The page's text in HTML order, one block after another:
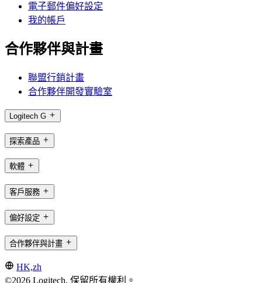
電子郵件偏好設定
我的帳戶
合作夥伴與計畫
聯盟行銷計畫
合作夥伴開發實驗室
Logitech G
探索產品
軟體
客戶服務
偏好設定
合作夥伴與計畫
HK,zh
©2026 Logitech. 保留所有權利。